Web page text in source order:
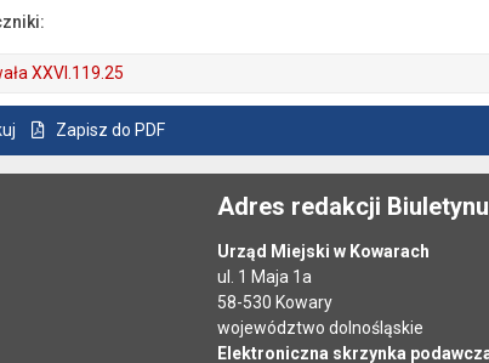
XXVI.119.25
Zapisz do PDF
Adres redakcji Biuletynu
Urząd Miejski w Kowarach
ul. 1 Maja 1a
58-530 Kowary
województwo dolnośląskie
Elektroniczna skrzynka